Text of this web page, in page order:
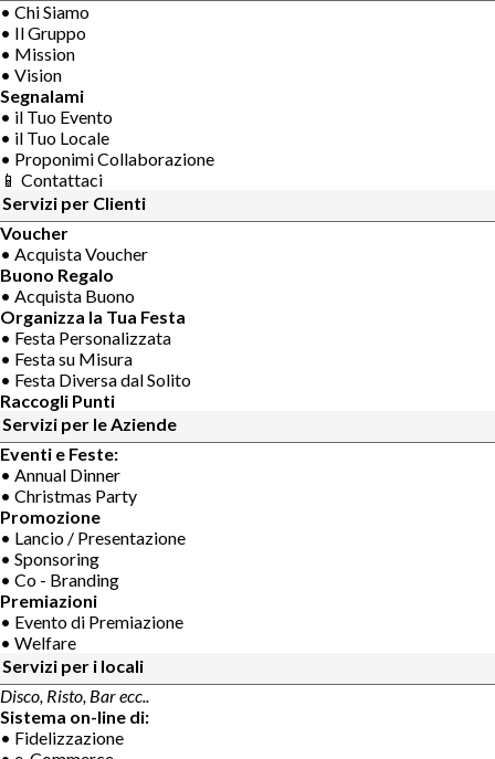
• Chi Siamo
• Il Gruppo
• Mission
• Vision
Segnalami
• il Tuo Evento
• il Tuo Locale
• Proponimi Collaborazione
📱 Contattaci
Servizi per Clienti
Voucher
• Acquista Voucher
Buono Regalo
• Acquista Buono
Organizza la Tua Festa
• Festa Personalizzata
• Festa su Misura
• Festa Diversa dal Solito
Raccogli Punti
Servizi per le Aziende
Eventi e Feste:
• Annual Dinner
• Christmas Party
Promozione
• Lancio / Presentazione
• Sponsoring
• Co - Branding
Premiazioni
• Evento di Premiazione
• Welfare
Servizi per i locali
Disco, Risto, Bar ecc..
Sistema on-line di:
• Fidelizzazione